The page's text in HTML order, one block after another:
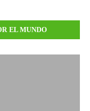
EL MUNDO